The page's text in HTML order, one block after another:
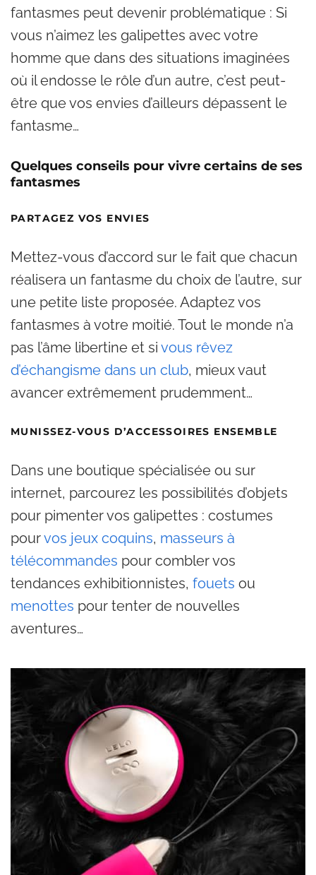
fantasmes peut devenir problématique : Si
vous n’aimez les galipettes avec votre
homme que dans des situations imaginées
où il endosse le rôle d’un autre, c’est peut-
être que vos envies d’ailleurs dépassent le
fantasme…
Quelques conseils pour vivre certains de ses
fantasmes
PARTAGEZ VOS ENVIES
Mettez-vous d’accord sur le fait que chacun
réalisera un fantasme du choix de l’autre, sur
une petite liste proposée. Adaptez vos
fantasmes à votre moitié. Tout le monde n’a
pas l’âme libertine et si vous rêvez
d’échangisme dans un club, mieux vaut
avancer extrêmement prudemment…
MUNISSEZ-VOUS D’ACCESSOIRES ENSEMBLE
Dans une boutique spécialisée ou sur
internet, parcourez les possibilités d’objets
pour pimenter vos galipettes : costumes
pourvos jeux coquins, masseurs à
télécommandes pour combler vos
tendances exhibitionnistes, fouets ou
menottes pour tenter de nouvelles
aventures…